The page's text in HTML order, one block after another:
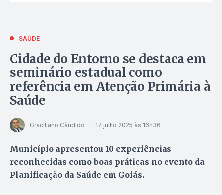
SAÚDE
Cidade do Entorno se destaca em
seminário estadual como
referência em Atenção Primária à
Saúde
Graciliano Cândido 17 julho 2025 às 16h36
Município apresentou 10 experiências
reconhecidas como boas práticas no evento da
Planificação da Saúde em Goiás.